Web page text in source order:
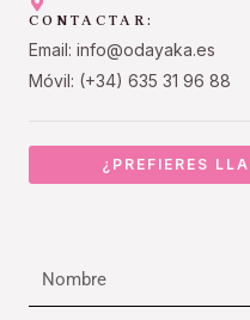
CONTACTAR:
Email: info@odayaka.es
Móvil: (+34) 635 31 96 88
¿PREFIERES
Nombre